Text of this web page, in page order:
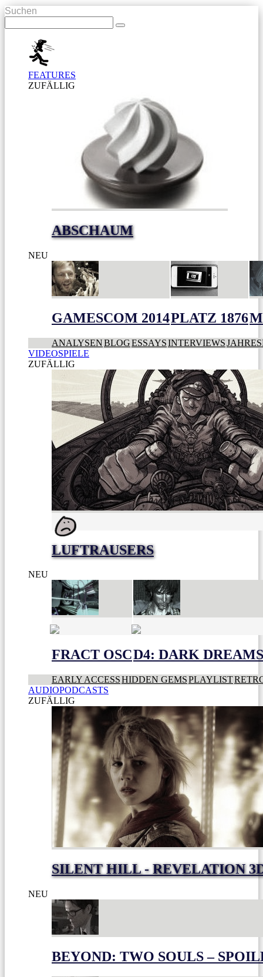
Suchen
FEATURES
ZUFÄLLIG
ABSCHAUM
NEU
GAMESCOM 2014PLATZ 1876
ANALYSENBLOGESSAYSINTERVIEWS
VIDEOSPIELE
ZUFÄLLIG
LUFTRAUSERS
NEU
FRACT OSCD4: DARK
EARLY ACCESSHIDDEN GEMSPLAYLIST
AUDIOPODCASTS
ZUFÄLLIG
SILENT HILL - REVELATION
NEU
BEYOND: TWO SOULS –